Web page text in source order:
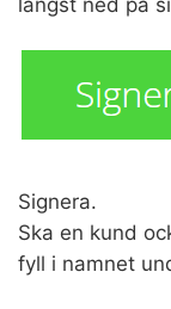
Signera.
Ska en kund
fyll i namnet